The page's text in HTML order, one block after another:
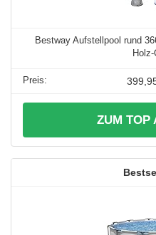
Bestway Aufstellpool rund
Holz-
ZUM TOP